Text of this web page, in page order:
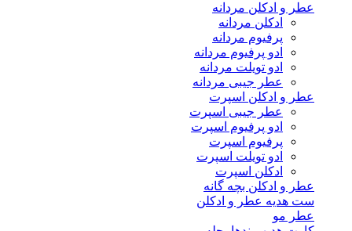
عطر و ادکلن مردانه
ادکلن مردانه
پرفیوم مردانه
ادو پرفیوم مردانه
ادو تویلت مردانه
عطر جیبی مردانه
عطر و ادکلن اسپرت
عطر جیبی اسپرت
ادو پرفیوم اسپرت
پرفیوم اسپرت
ادو تویلت اسپرت
ادکلن اسپرت
عطر و ادکلن بچه گانه
ست هدیه عطر و ادکلن
عطر مو